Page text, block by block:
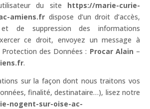
du site https://marie-curie-
amiens.fr dispose d’un droit d’accès,
de suppression des informations
ce droit, envoyez un message à
des Données : Procar Alain –
.
sur la façon dont nous traitons vos
finalité, destinataire…), lisez notre
nogent-sur-oise-ac-